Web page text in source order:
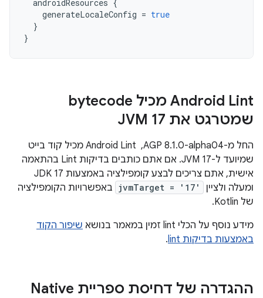
androidResources {
generateLocaleConfig = true
}
}
‫Android Lint מכיל bytecode
שמטרגט את JVM 17
החל מ-AGP 8.1.0-alpha04, ‏ Android Lint מכיל קוד בייט
שמיועד ל-JVM 17. אם אתם כותבים בדיקות Lint בהתאמה
אישית, אתם צריכים לבצע קומפילציה באמצעות JDK 17
ומעלה ולציין
jvmTarget = '17' באפשרויות הקומפילציה
של Kotlin.
מידע נוסף על הכלי lint זמין במאמר בנושא
שיפור הקוד
באמצעות בדיקות lint
.
ההגדרה של דחיסת ספריית Native